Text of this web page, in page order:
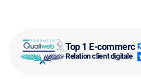
Top 1 E-commerce
Relation client digitale